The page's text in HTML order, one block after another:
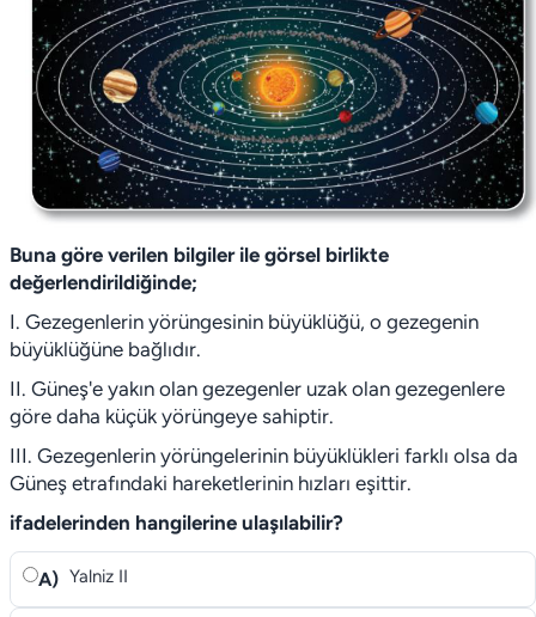
Buna göre verilen bilgiler ile görsel birlikte
değerlendirildiğinde;
I. Gezegenlerin yörüngesinin büyüklüğü, o gezegenin
büyüklüğüne bağlıdır.
II. Güneş'e yakın olan gezegenler uzak olan gezegenlere
göre daha küçük yörüngeye sahiptir.
III. Gezegenlerin yörüngelerinin büyüklükleri farklı olsa da
Güneş etrafındaki hareketlerinin hızları eşittir.
ifadelerinden hangilerine ulaşılabilir?
A) Yalniz II